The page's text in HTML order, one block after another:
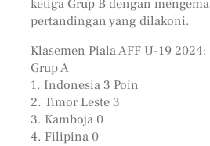
ketiga Grup B dengan
pertandingan yang dilakoni.
Klasemen Piala AFF U-19 2024:
Grup A
1. Indonesia 3 Poin
2. Timor Leste 3
3. Kamboja 0
4. Filipina 0